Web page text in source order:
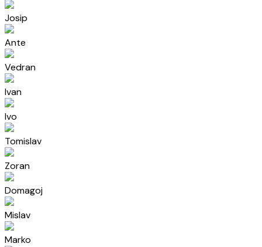
Josip
Ante
Vedran
Ivan
Ivo
Tomislav
Zoran
Domagoj
Mislav
Marko